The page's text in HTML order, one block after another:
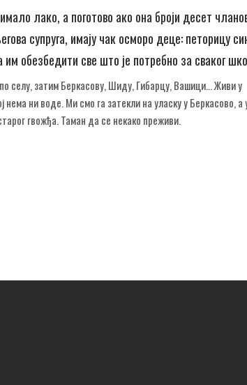
лако, а поготово ако она броји десет
супруга, имају чак осморо деце: петорицу
обезбедити све што је потребно за сваког
селу, затим Беркасову, Шиду, Гибарцу, Вашици... Живи у
нема ни воде. Ми смо га затекли на уласку у Беркасово, а
гвожђа. Таман да се некако преживи.